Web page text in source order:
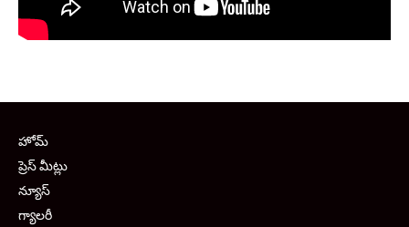
హోమ్
ప్రెస్ మీట్లు
న్యూస్
గ్యాలరీ